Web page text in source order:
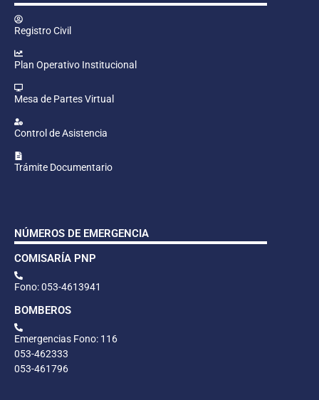
Registro Civil
Plan Operativo Institucional
Mesa de Partes Virtual
Control de Asistencia
Trámite Documentario
NÚMEROS DE EMERGENCIA
COMISARÍA PNP
Fono: 053-4613941
BOMBEROS
Emergencias Fono: 116
053-462333
053-461796